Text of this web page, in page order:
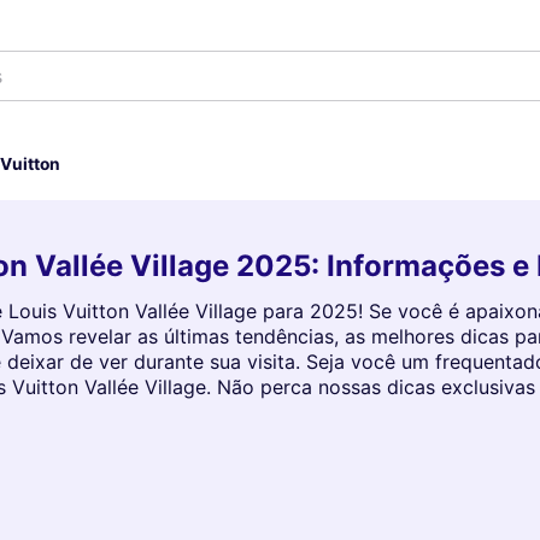
Vallée Village 2025: Informações e
Vuitton Vallée Village para 2025! Se você é
revelar as últimas tendências, as melhores dicas
de ver durante sua visita. Seja você um
Vallée Village. Não perca nossas dicas